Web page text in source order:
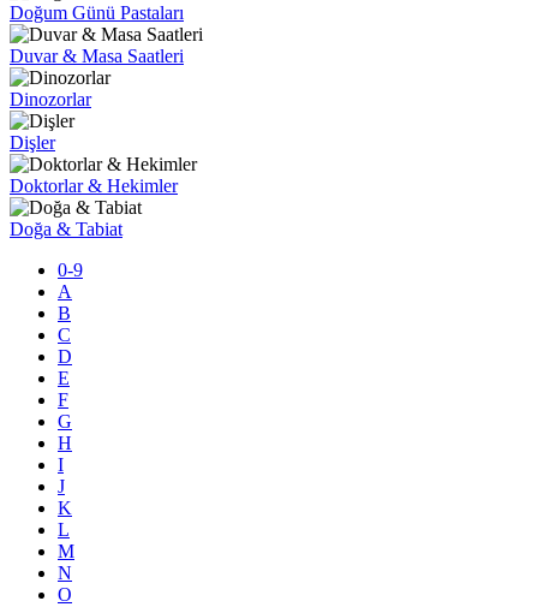
Doğum Günü Pastaları
Duvar & Masa Saatleri
Dinozorlar
Dişler
Doktorlar & Hekimler
Doğa & Tabiat
0-9
A
B
C
D
E
F
G
H
I
J
K
L
M
N
O